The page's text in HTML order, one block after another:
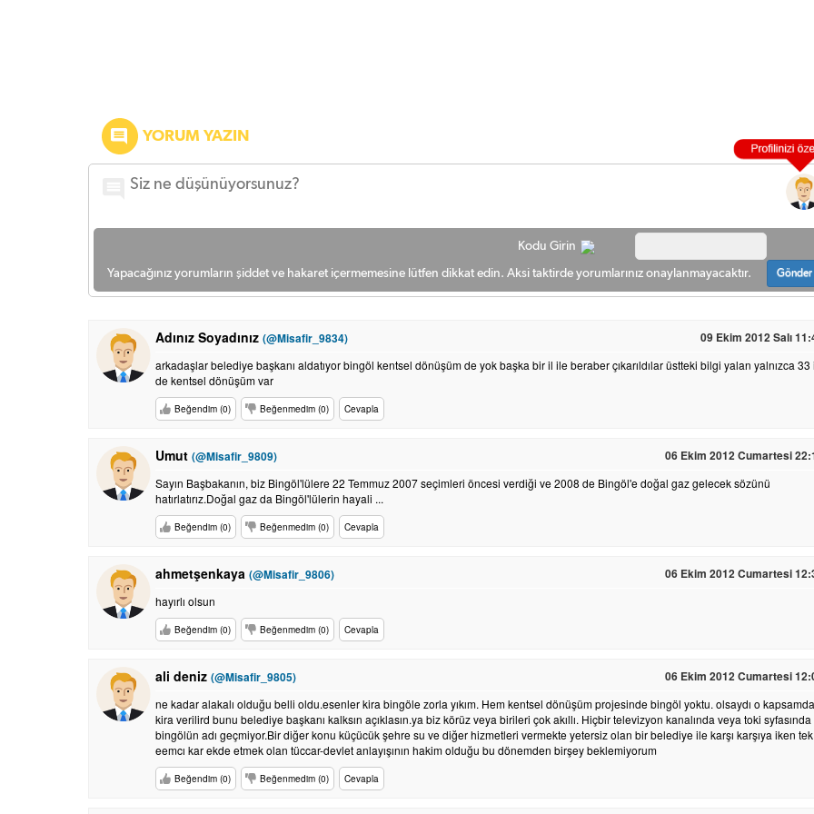
YORUM YAZIN
Kodu Girin
Yapacağınız yorumların şiddet ve hakaret içermemesine lütfen dikkat edin. Aksi taktirde yorumlarınız onaylanmayacaktır. Gönder
Adınız Soyadınız (@Misafir_9834) 09 Ekim 2012 Salı
arkadaşlar belediye başkanı aldatıyor bingöl kentsel dönüşüm de yok başka bir il ile beraber çıkarıldılar üstteki bilgi yalan yalnızca 33
de kentsel dönüşüm var
Beğendim (0) Beğenmedim (0) Cevapla
Umut (@Misafir_9809) 06 Ekim 2012 Cumartesi
Sayın Başbakanın, biz Bingöl'lülere 22 Temmuz 2007 seçimleri öncesi verdiği ve 2008 de Bingöl'e doğal gaz gelecek sözünü
hatırlatırız.Doğal gaz da Bingöl'lülerin hayali ...
Beğendim (0) Beğenmedim (0) Cevapla
ahmetşenkaya (@Misafir_9806) 06 Ekim 2012 Cumartesi
hayırlı olsun
Beğendim (0) Beğenmedim (0) Cevapla
ali deniz (@Misafir_9805) 06 Ekim 2012 Cumartesi
ne kadar alakalı olduğu belli oldu.esenler kira bingöle zorla yıkım. Hem kentsel dönüşüm projesinde bingöl yoktu. olsaydı o kapsamda
kira verilird bunu belediye başkanı kalksın açıklasın.ya biz körüz veya birileri çok akıllı. Hiçbir televizyon kanalında veya toki syfasında
bingölün adı geçmiyor.Bir diğer konu küçücük şehre su ve diğer hizmetleri vermekte yetersiz olan bir belediye ile karşı karşıya iken tek
eemcı kar ekde etmek olan tüccar-devlet anlayışının hakim olduğu bu dönemden birşey beklemiyorum
Beğendim (0) Beğenmedim (0) Cevapla